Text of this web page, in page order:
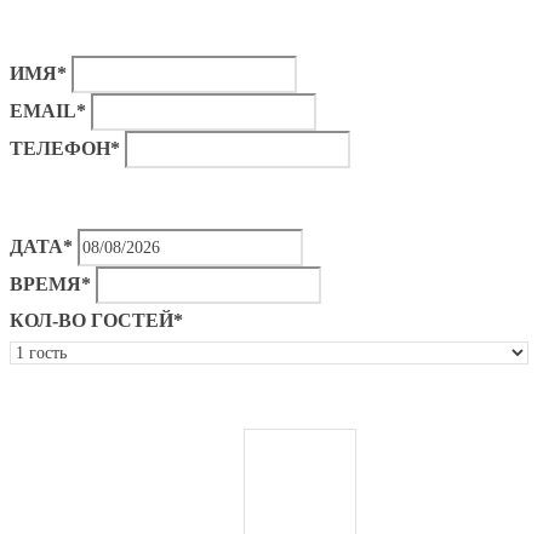
ИМЯ*
EMAIL*
ТЕЛЕФОН*
ДАТА*
ВРЕМЯ*
КОЛ-ВО ГОСТЕЙ*